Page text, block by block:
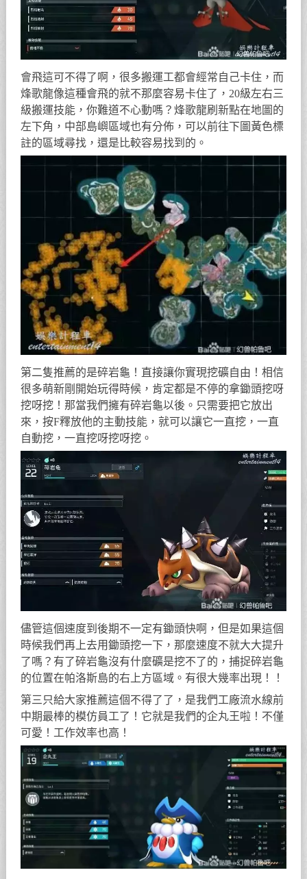
會飛這可不得了啊，很多搬運工都會經常自己卡住，而
烽歌龍像這種會飛的就不那麼容易卡住了，20級左右三
級搬運技能，你難道不心動嗎？烽歌龍刷新點在地圖的
左下角，中部島嶼區域也有分佈，可以前往下圖黃色標
註的區域尋找，還是比較容易找到的。
第二隻推薦的是碎岩龜！直接讓你實現挖礦自由！相信
很多萌新剛開始玩得時候，肯定都是不停的拿鋤頭挖呀
挖呀挖！那當我們擁有碎岩龜以後。只需要把它放出
來，按F釋放他的主動技能，就可以讓它一直挖，一直
自動挖，一直挖呀挖呀挖。
儘管這個速度到後期不一定有鋤頭快啊，但是如果這個
時候我們再上去用鋤頭挖一下，那麼速度不就大大提升
了嗎？有了碎岩龜沒有什麼礦是挖不了的，捕捉碎岩龜
的位置在帕洛斯島的右上方區域。有很大幾率出現！！
第三只給大家推薦這個不得了了，是我們工廠流水線前
中期最棒的模仿員工了！它就是我們的企丸王啦！不僅
可愛！工作效率也高！